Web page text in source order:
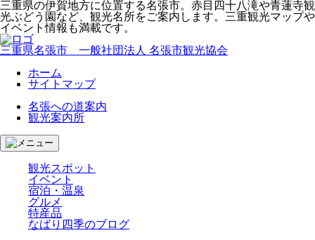
三重県の伊賀地方に位置する名張市。赤目四十八滝や青蓮寺観
光ぶどう園など、観光名所をご案内します。三重観光マップや
イベント情報も満載です。
三重県名張市 一般社団法人 名張市観光協会
ホーム
サイトマップ
名張への道案内
観光案内所
観光スポット
イベント
宿泊・温泉
グルメ
特産品
なばり 四季のブログ